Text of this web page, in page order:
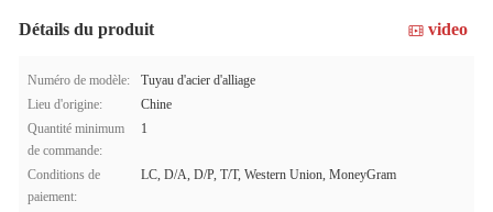
Détails du produit video
Numéro de modèle:
Tuyau d'acier d'alliage
Lieu d'origine:
Chine
Quantité minimum
de commande:
1
Conditions de
paiement:
LC, D/A, D/P, T/T, Western Union, MoneyGram